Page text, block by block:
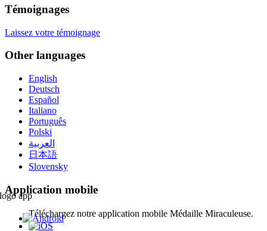
Témoignages
Laissez votre témoignage
Other languages
English
Deutsch
Español
Italiano
Português
Polski
العربية
日本語
Slovensky
Application mobile
Téléchargez notre application mobile Médaille Miraculeuse.